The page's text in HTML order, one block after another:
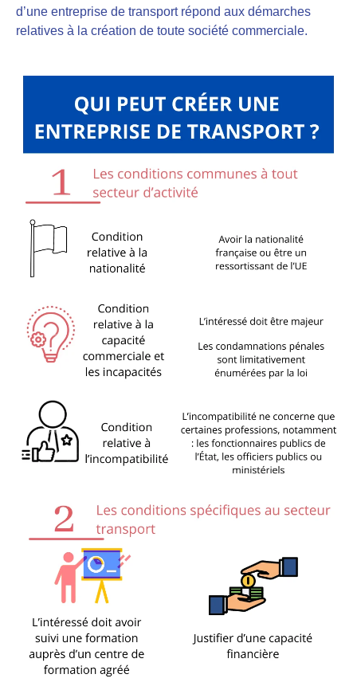
d’une entreprise de transport répond aux démarches
relatives à la création de toute société commerciale.